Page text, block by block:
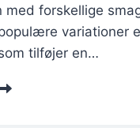
med forskellige
variationer
tilføjer en…